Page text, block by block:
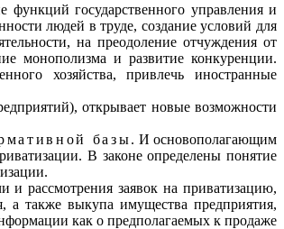
функций государственного управления и
людей в труде, создание условий для
на преодоление отчуждения от
монополизма и развитие конкуренции.
хозяйства, привлечь иностранные
открывает новые возможности
базы. И основополагающим
В законе определены понятие
и рассмотрения заявок на приватизацию,
а также выкупа имущества предприятия,
как о предпола­гаемых к продаже